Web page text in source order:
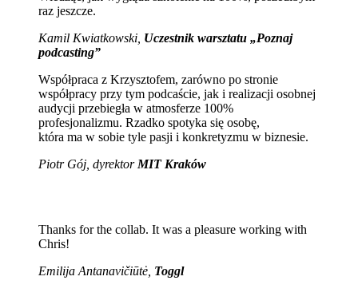
raz jeszcze.
Kamil Kwiatkowski, Uczestnik warsztatu „Poznaj
podcasting”
Współpraca z Krzysztofem, zarówno po stronie
współpracy przy tym podcaście, jak i realizacji osobnej
audycji przebiegła w atmosferze 100%
profesjonalizmu. Rzadko spotyka się osobę,
która ma w sobie tyle pasji i konkretyzmu w biznesie.
Piotr Gój, dyrektorMIT Kraków
Thanks for the collab. It was a pleasure working with
Chris!
Emilija Antanavičiūtė, Toggl